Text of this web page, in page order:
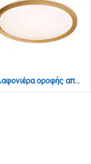
Πλαφονιέρα οροφής από ξύλο, 27W 4CCT αλουμίνιο (42052-B)